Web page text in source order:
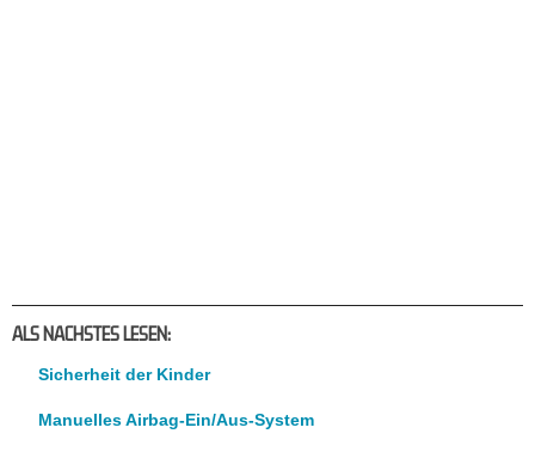
ALS NACHSTES LESEN:
Sicherheit der Kinder
Manuelles Airbag-Ein/Aus-System